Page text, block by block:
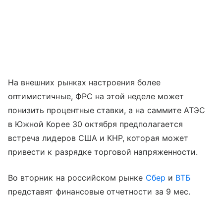
На внешних рынках настроения более
оптимистичные, ФРС на этой неделе может
понизить процентные ставки, а на саммите АТЭС
в Южной Корее 30 октября предполагается
встреча лидеров США и КНР, которая может
привести к разрядке торговой напряженности.
Во вторник на российском рынке Сбер и ВТБ
представят финансовые отчетности за 9 мес.